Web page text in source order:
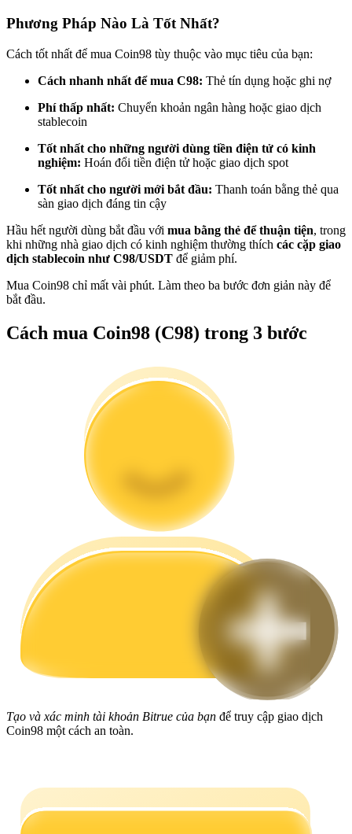
Trở thành Nhà giao dịch Sao chép
Thông tin
Hướng dẫn
Hướng dẫn giao dịch Spot
Chiến lược giao dịch
Earn
Phương Pháp Nào Là Tốt Nhất?
Cách tốt nhất để mua Coin98 tùy thuộc vào mục tiêu của bạn:
Cách nhanh nhất để mua C98: Thẻ tín dụng hoặc ghi nợ
Phí thấp nhất: Chuyển khoản ngân hàng hoặc giao dịch
stablecoin
Tốt nhất cho những người dùng tiền điện tử có kinh
nghiệm: Hoán đổi tiền điện tử hoặc giao dịch spot
Tốt nhất cho người mới bắt đầu: Thanh toán bằng thẻ qua
sàn giao dịch đáng tin cậy
Hầu hết người dùng bắt đầu với mua bằng thẻ để thuận tiện, trong
khi những nhà giao dịch có kinh nghiệm thường thích các cặp giao
dịch stablecoin như C98/USDT để giảm phí.
Mua Coin98 chỉ mất vài phút. Làm theo ba bước đơn giản này để
bắt đầu.
Cách mua Coin98 (C98) trong 3 bước
Tạo và xác minh tài khoản Bitrue của bạn để truy cập giao dịch
Coin98 một cách an toàn.